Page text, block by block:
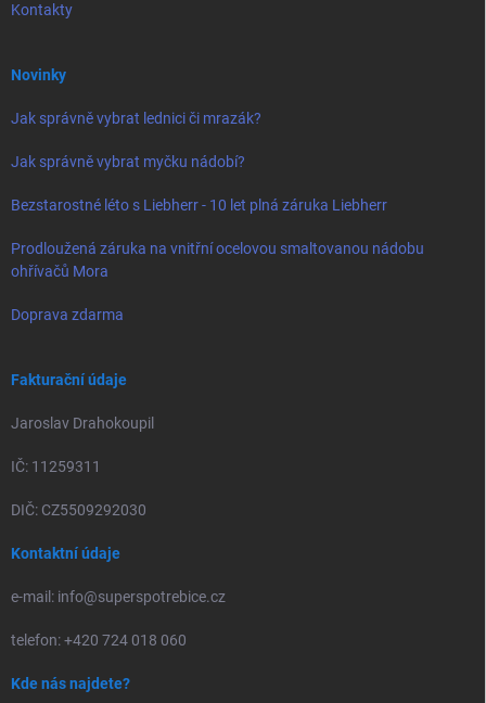
Kontakty
Novinky
Jak správně vybrat lednici či mrazák?
Jak správně vybrat myčku nádobí?
Bezstarostné léto s Liebherr - 10 let plná záruka Liebherr
Prodloužená záruka na vnitřní ocelovou smaltovanou nádobu
ohřívačů Mora
Doprava zdarma
Fakturační údaje
Jaroslav Drahokoupil
IČ: 11259311
DIČ: CZ5509292030
Kontaktní údaje
e-mail: info@superspotrebice.cz
telefon: +420 724 018 060
Kde nás najdete?